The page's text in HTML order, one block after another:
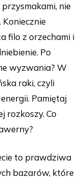
nie
Koniecznie
filo z orzechami i
Po
wyzwania? W
raki, czyli
Pamiętaj
rozkoszy. Co
to prawdziwa
bazarów, które